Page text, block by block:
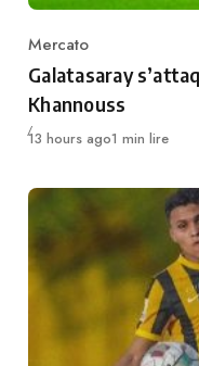
Category
Mercato
Galatasaray
Khannouss
Publié
13 hours ago1 min lire